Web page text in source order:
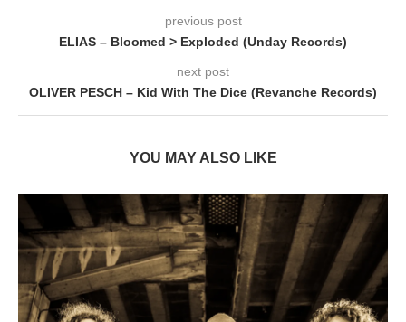
previous post
ELIAS – Bloomed > Exploded (Unday Records)
next post
OLIVER PESCH – Kid With The Dice (Revanche Records)
YOU MAY ALSO LIKE